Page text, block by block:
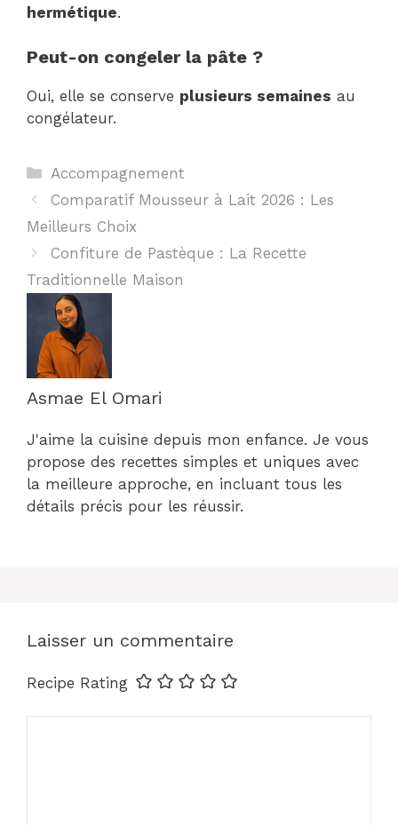
hermétique.
Peut-on congeler la pâte ?
Oui, elle se conserve plusieurs semaines au
congélateur.
Catégories
Accompagnement
Comparatif Mousseur à Lait 2026 : Les
Meilleurs Choix
Confiture de Pastèque : La Recette
Traditionnelle Maison
Asmae El Omari
J'aime la cuisine depuis mon enfance. Je vous
propose des recettes simples et uniques avec
la meilleure approche, en incluant tous les
détails précis pour les réussir.
Laisser un commentaire
Recipe Rating